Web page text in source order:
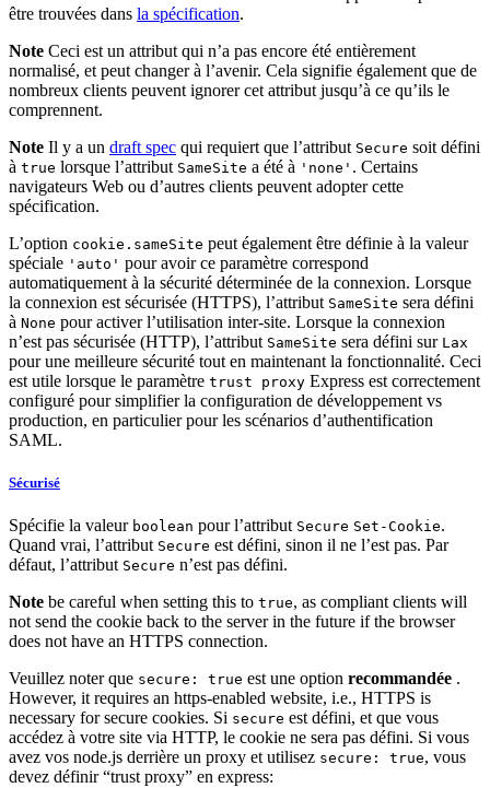
être trouvées dans la spécification.
Note Ceci est un attribut qui n’a pas encore été entièrement
normalisé, et peut changer à l’avenir. Cela signifie également que de
nombreux clients peuvent ignorer cet attribut jusqu’à ce qu’ils le
comprennent.
Note Il y a un draft spec qui requiert que l’attribut Secure soit défini
à true lorsque l’attribut SameSite a été à 'none' . Certains
navigateurs Web ou d’autres clients peuvent adopter cette
spécification.
L’option cookie.sameSite peut également être définie à la valeur
spéciale 'auto' pour avoir ce paramètre correspond
automatiquement à la sécurité déterminée de la connexion. Lorsque
la connexion est sécurisée (HTTPS), l’attribut SameSite sera défini
à None pour activer l’utilisation inter-site. Lorsque la connexion
n’est pas sécurisée (HTTP), l’attribut SameSite sera défini sur Lax
pour une meilleure sécurité tout en maintenant la fonctionnalité. Ceci
est utile lorsque le paramètre trust proxy Express est correctement
configuré pour simplifier la configuration de développement vs
production, en particulier pour les scénarios d’authentification
SAML.
Sécurisé
Spécifie la valeur boolean pour l’attribut Secure Set-Cookie.
Quand vrai, l’attribut Secure est défini, sinon il ne l’est pas. Par
défaut, l’attribut Secure n’est pas défini.
Note be careful when setting this to true, as compliant clients will
not send the cookie back to the server in the future if the browser
does not have an HTTPS connection.
Veuillez noter que secure: true est une option recommandée .
However, it requires an https-enabled website, i.e., HTTPS is
necessary for secure cookies. Si secure est défini, et que vous
accédez à votre site via HTTP, le cookie ne sera pas défini. Si vous
avez vos node.js derrière un proxy et utilisez secure: true, vous
devez définir “trust proxy” en express: